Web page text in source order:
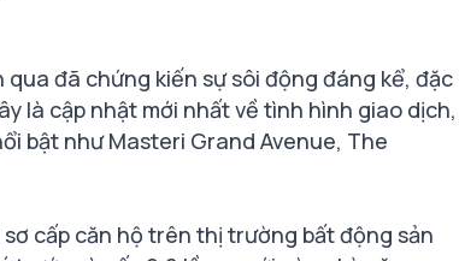
đã chứng kiến sự sôi động đáng kể, đặc
là cập nhật mới nhất về tình hình giao dịch,
bật như Masteri Grand Avenue, The
cấp căn hộ trên thị trường bất động sản